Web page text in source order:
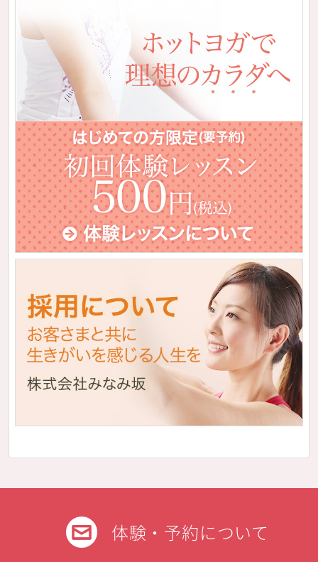
体験・予約について